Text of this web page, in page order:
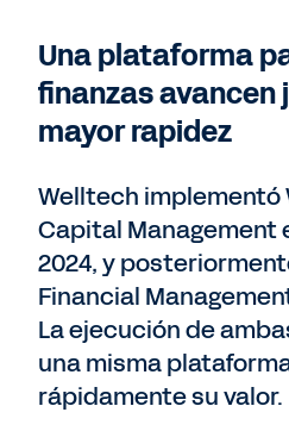
Una plataforma
finanzas avancen
mayor rapidez
Welltech implementó
Capital Management
2024, y
Financial
La ejecución de
una misma
rápidamente su valor.